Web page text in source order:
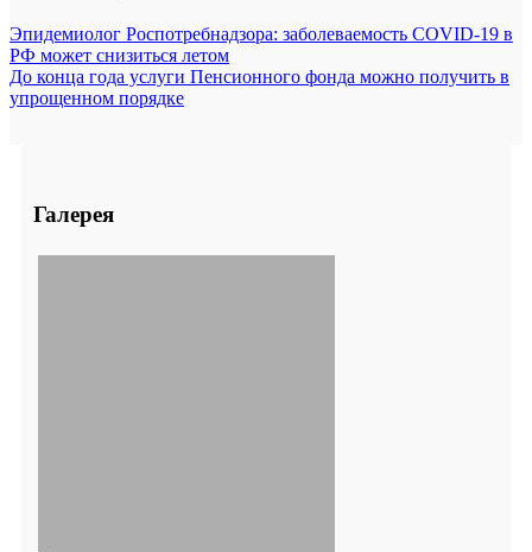
Эпидемиолог Роспотребнадзора: заболеваемость COVID-19 в
РФ может снизиться летом
До конца года услуги Пенсионного фонда можно получить в
упрощенном порядке
Галерея